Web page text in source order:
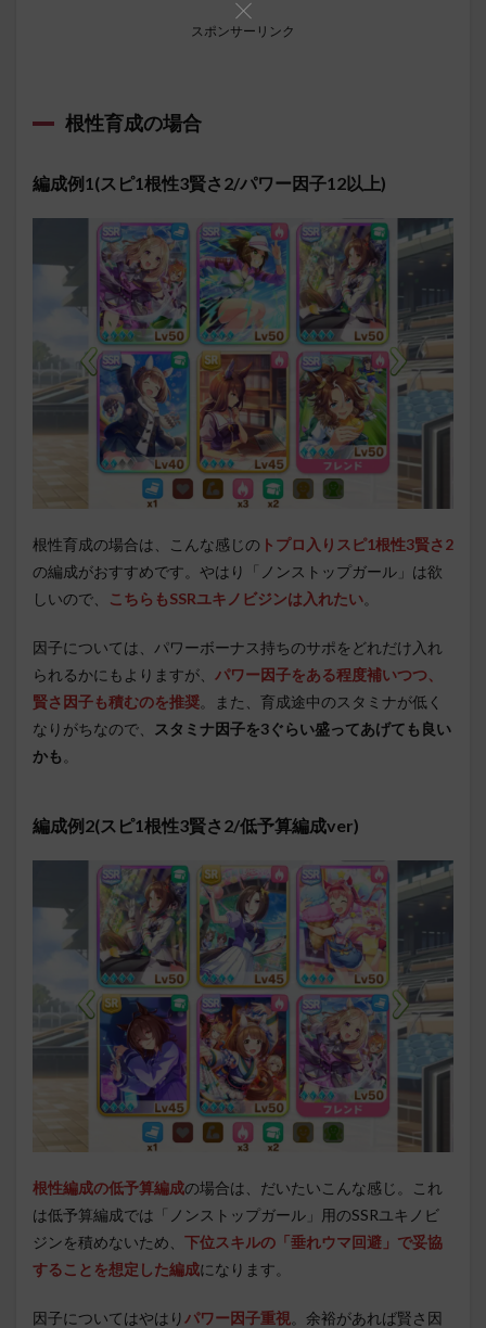
スポンサーリンク
根性育成の場合
編成例1(スピ1根性3賢さ2/パワー因子12以上)
根性育成の場合は、こんな感じの トプロ入りスピ1根性3賢さ2
の編成がおすすめです。やはり「ノンストップガール」は欲
しいので、
こちらもSSRユキノビジンは入れたい。
因子については、パワーボーナス持ちのサポをどれだけ入れ
られるかにもよりますが、 パワー因子をある程度補いつつ、
賢さ因子も積むのを推奨。また、育成途中のスタミナが低く
なりがちなので、
スタミナ因子を3ぐらい盛ってあげても良い
かも 。
編成例2(スピ1根性3賢さ2/低予算編成ver)
根性編成の低予算編成の場合は、だいたいこんな感じ。これ
は低予算編成では「ノンストップガール」用のSSRユキノビ
ジンを積めないため、 下位スキルの「垂れウマ回避」で妥協
することを想定した編成になります。
因子についてはやはりパワー因子重視。余裕があれば賢さ因